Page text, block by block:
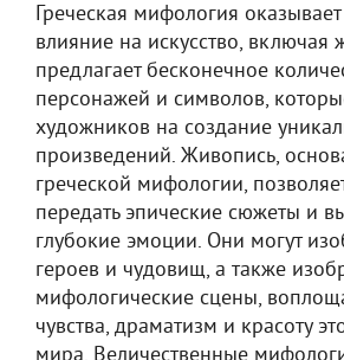
Греческая мифология
влияние на искусство, включая
предлагает бесконечное
персонажей и символов,
художников на создание
произведений. Живопись,
греческой мифологии,
передать эпические сюжеты и
глубокие эмоции. Они могут
героев и чудовищ, а также
мифологические сцены,
чувства, драматизм и красоту